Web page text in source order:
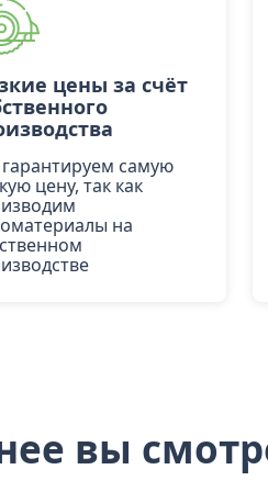
цены за счёт
самую
цену, так как
на
вы